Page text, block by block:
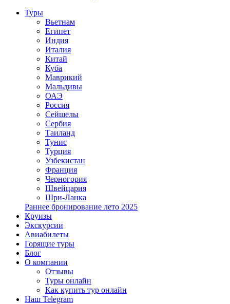
Туры
Вьетнам
Египет
Индия
Италия
Китай
Куба
Маврикий
Мальдивы
ОАЭ
Россия
Сейшелы
Сербия
Таиланд
Тунис
Турция
Узбекистан
Франция
Черногория
Швейцария
Шри-Ланка
Раннее бронирование лето 2025
Круизы
Экскурсии
Авиабилеты
Горящие туры
Блог
О компании
Отзывы
Туры онлайн
Как купить тур онлайн
Наш Telegram